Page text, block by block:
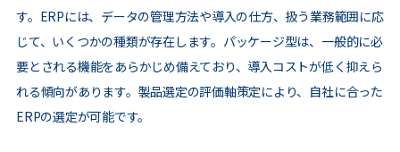
す。ERPには、データの管理方法や導入の仕方、扱う業務範囲に応
じて、いくつかの種類が存在します。パッケージ型は、一般的に必
要とされる機能をあらかじめ備えており、導入コストが低く抑えら
れる傾向があります。製品選定の評価軸策定により、自社に合った
ERPの選定が可能です。